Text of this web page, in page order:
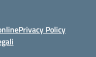
Privacy Policy